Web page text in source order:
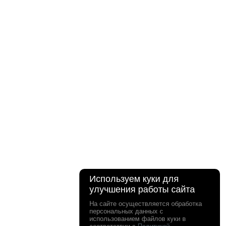
Используем куки для
улучшения работы сайта
На сайте осуществляется обработка
персональных данных с
использованием файлов куки в